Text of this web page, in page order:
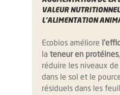
VALEUR
L’ALIMENTATION
Ecobios améliore
la teneur en protéines
réduire les niveaux de
dans le sol et le
résiduels dans les